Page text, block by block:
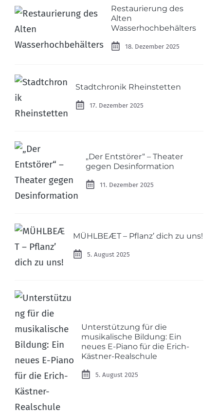
Restaurierung des
Alten
Wasserhochbehälters
18. Dezember 2025
Stadtchronik Rheinstetten
17. Dezember 2025
„Der Entstörer“ – Theater
gegen Desinformation
11. Dezember 2025
MÜHLBEÆT – Pflanz’ dich zu uns!
5. August 2025
Unterstützung für die
musikalische Bildung: Ein
neues E-Piano für die Erich-
Kästner-Realschule
5. August 2025